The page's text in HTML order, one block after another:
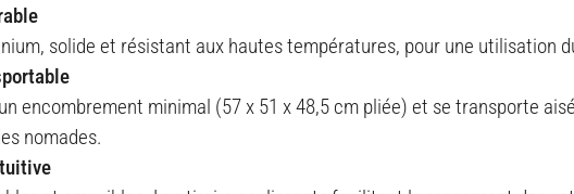
solide et résistant aux hautes températures, pour une utilisation
encombrement minimal (57 x 51 x 48,5 cm pliée) et se transporte
nomades.